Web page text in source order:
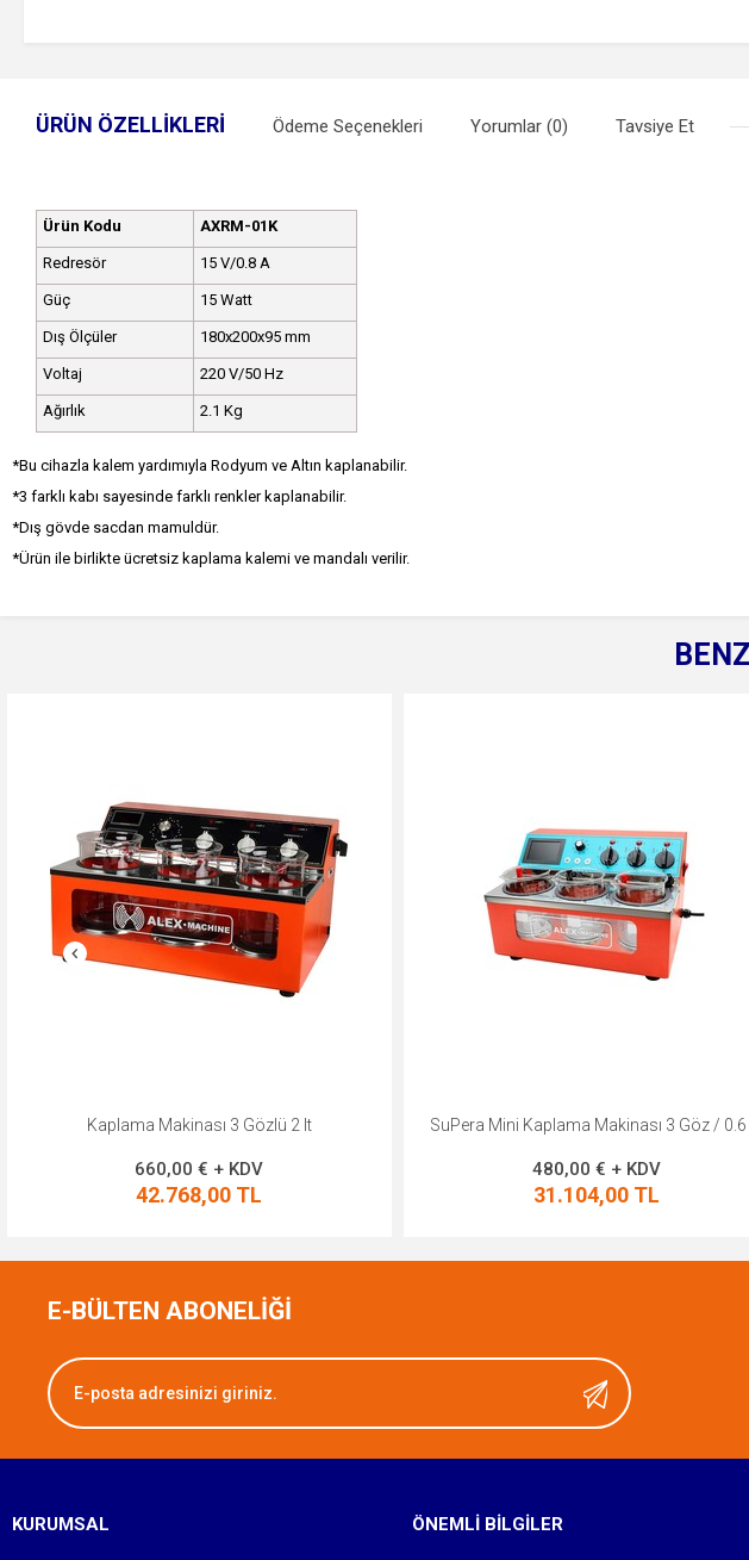
ÜRÜN ÖZELLIKLERI Ödeme Seçenekleri Yorumlar (0) Tavsiye Et
Ürün Kodu AXRM-01K
Redresör 15 V/0.8 A
Güç 15 Watt
Dış Ölçüler 180x200x95 mm
Voltaj 220 V/50 Hz
Ağırlık 2.1 Kg
*Bu cihazla kalem yardımıyla Rodyum ve Altın kaplanabilir.
*3 farklı kabı sayesinde farklı renkler kaplanabilir.
*Dış gövde sacdan mamuldür.
*Ürün ile birlikte ücretsiz kaplama kalemi ve mandalı verilir.
SuPera Mini Kaplama Makinası 3 Göz / 0.6 Lt
480,00 € + KDV
31.104,00 TL
SuPera Mini Kaplama Makinası 3 Göz / 2
520,00 € + KDV
33.696,00 TL
E-BÜLTEN ABONELİĞİ
KURUMSAL ÖNEMLI BILGILER